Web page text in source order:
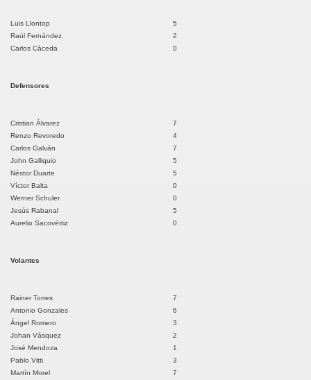
Luis Llontop
5
Raúl Fernández
2
Carlos Cáceda
0
Defensores
Cristian Álvarez
7
Renzo Revoredo
4
Carlos Galván
7
John Galliquio
5
Néstor Duarte
5
Víctor Balta
0
Werner Schuler
0
Jesús Rabanal
5
Aurelio Sacovértiz
0
Volantes
Rainer Torres
7
Antonio Gonzales
6
Ángel Romero
3
Johan Vásquez
2
José Mendoza
1
Pablo Vitti
3
Martín Morel
7
Manu
Carrión